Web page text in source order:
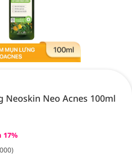
Neoskin Neo Acnes 100ml
17%